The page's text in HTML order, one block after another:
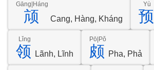
颃
Gāng|Háng
Cang, Hàng, Kháng 预
Yù
领
Lǐng
Lãnh, Lĩnh 颇
Pō|Pǒ
Pha, Phả